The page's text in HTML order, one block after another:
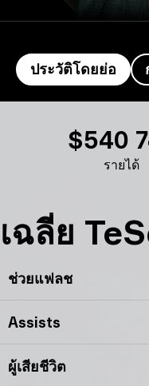
ประวัติโดยย่อ
รายได้
$540
เฉลี่ย
ช่วยแฟลช
Assists
ผู้เสียชีวิต